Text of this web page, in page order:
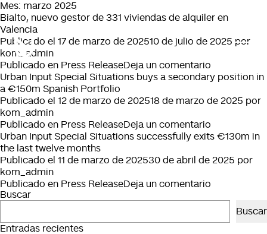
Mes: marzo 2025
Bialto, nuevo gestor de 331 viviendas de alquiler en
Valencia
Publicado el 17 de marzo de 202510 de julio de 2025 por
kom_admin
Publicado en Press ReleaseDeja un comentario
Bialto,
gestor
viviendas
alquiler
Urban Input Special Situations buys a secondary position in
a €150m Spanish Portfolio
Publicado el 12 de marzo de 202518 de marzo de 2025 por
kom_admin
Publicado en Press ReleaseDeja un comentario
Urban
Special
secondary
Urban Input Special Situations successfully exits €130m in
the last twelve months
Publicado el 11 de marzo de 202530 de abril de 2025 por
kom_admin
Publicado en Press ReleaseDeja un comentario
Buscar
Buscar
Entradas recientes